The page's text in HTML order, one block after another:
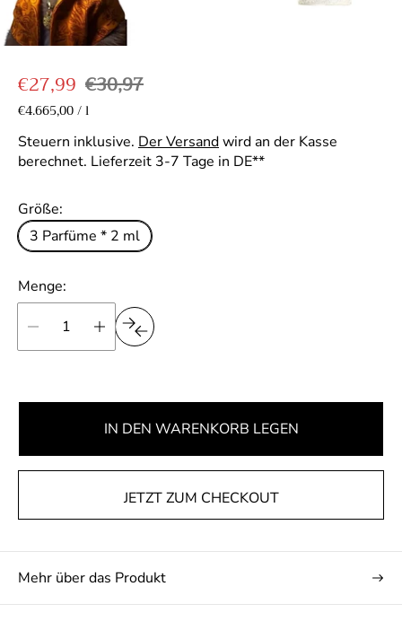
V
e
r
k
u
f
s
p
r
i
€27,99 R
e
g
u
r
e
P
e
s
€30,97
P
e
i
r
o
E
n
h
t
€4.665,00/
p
r
o
l
Steuern inklusive. Der Versandwird an der Kasse
berechnet. Lieferzeit 3-7 Tage in DE**
Größe:
3 Parfüme * 2 ml
Menge:
IN DEN WARENKORB LEGEN
JETZT ZUM CHECKOUT
Mehr über das Produkt